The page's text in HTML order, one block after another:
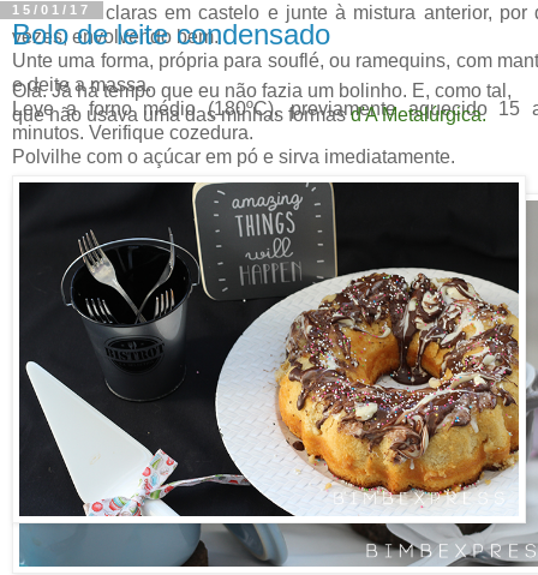
Bata as 5 claras em castelo e junte à mistura anterior, por
vezes, envolvendo bem.
Unte uma forma, própria para souflé, ou ramequins, com
e deite a massa.
Leve a forno médio (180ºC), previamente aquecido 15
minutos. Verifique cozedura.
Polvilhe com o açúcar em pó e sirva imediatamente.
15/01/17
Bolo de leite condensado
Olá. Já há tempo que eu não fazia um bolinho. E, como tal,
que não usava uma das minhas formasd'A Metalúrgica.